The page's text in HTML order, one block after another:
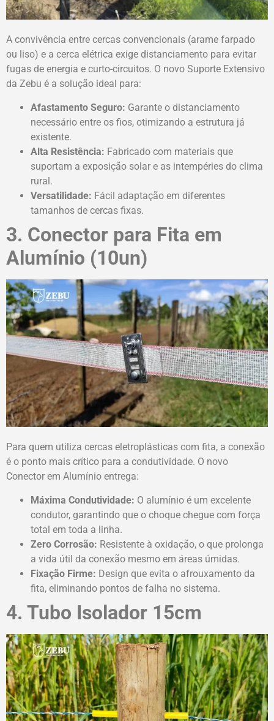
A convivência entre cercas convencionais (arame farpado
ou liso) e a cerca elétrica exige distanciamento para evitar
fugas de energia e curto-circuitos. O novo Suporte Extensivo
da Zebu é a solução ideal para:
Afastamento Seguro: Garante o distanciamento
necessário entre os fios, otimizando a estrutura já
existente.
Alta Resistência: Fabricado com materiais que
suportam a exposição solar e as intempéries do clima
rural.
Versatilidade: Fácil adaptação em diferentes
tamanhos de cercas fixas.
3. Conector para Fita em
Alumínio (10un)
Para quem utiliza cercas eletroplásticas com fita, a conexão
é o ponto mais crítico para a condutividade. O novo
Conector em Alumínio entrega:
Máxima Condutividade: O alumínio é um excelente
condutor, garantindo que o choque chegue com força
total em toda a linha.
Zero Corrosão: Resistente à oxidação, o que prolonga
a vida útil da conexão mesmo em áreas úmidas.
Fixação Firme: Design que evita o afrouxamento da
fita, eliminando pontos de falha no sistema.
4. Tubo Isolador 15cm